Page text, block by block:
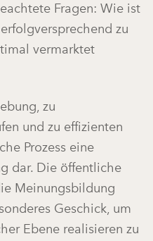
Fragen: Wie ist
zu
vermarktet
zu
und zu effizienten
Prozess eine
dar. Die öffentliche
Meinungsbildung
Geschick, um
Ebene realisieren zu